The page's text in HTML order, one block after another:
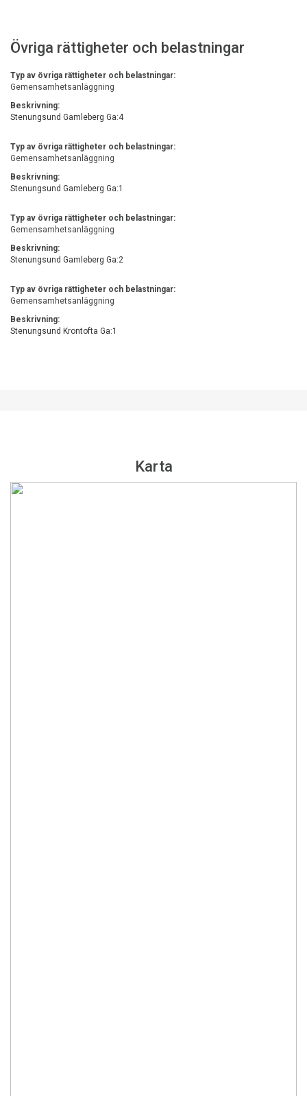
Övriga rättigheter och belastningar
Typ av övriga rättigheter och belastningar:
Gemensamhetsanläggning
Beskrivning:
Stenungsund Gamleberg Ga:4
Typ av övriga rättigheter och belastningar:
Gemensamhetsanläggning
Beskrivning:
Stenungsund Gamleberg Ga:1
Typ av övriga rättigheter och belastningar:
Gemensamhetsanläggning
Beskrivning:
Stenungsund Gamleberg Ga:2
Typ av övriga rättigheter och belastningar:
Gemensamhetsanläggning
Beskrivning:
Stenungsund Krontofta Ga:1
Karta